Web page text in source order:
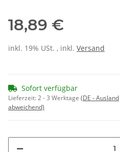
18,89 €
inkl. 19% USt. , inkl. Versand
Sofort verfügbar
Lieferzeit:2 - 3 Werktage (DE - Ausland
abweichend)